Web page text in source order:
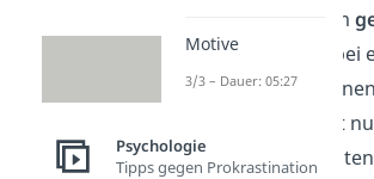
Verbindung und dem
Respekt— ohne dabei
romantische
Du solltest also nicht
nach
Motive
3/3 – Dauer: 05:27
Psychologie
Tipps gegen Prokrastination